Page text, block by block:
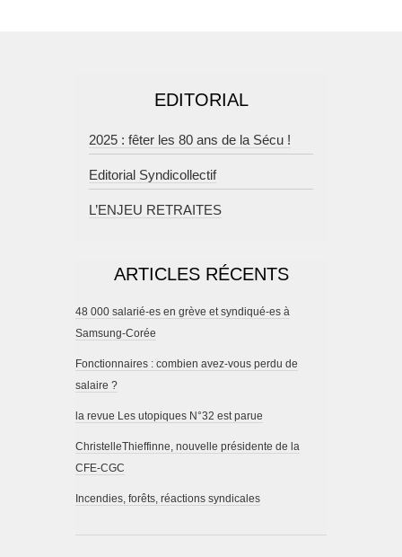
EDITORIAL
2025 : fêter les 80 ans de la Sécu !
Editorial Syndicollectif
L’ENJEU RETRAITES
ARTICLES RÉCENTS
48 000 salarié-es en grève et syndiqué-es à
Samsung-Corée
Fonctionnaires : combien avez-vous perdu de
salaire ?
la revue Les utopiques N°32 est parue
ChristelleThieffinne, nouvelle présidente de la
CFE-CGC
Incendies, forêts, réactions syndicales